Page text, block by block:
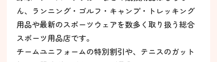
ん、ランニング・ゴルフ・キャンプ・トレッキング
用品や最新のスポーツウェアを数多く取り扱う総合
スポーツ用品店です。
チームユニフォームの特別割引や、テニスのガット